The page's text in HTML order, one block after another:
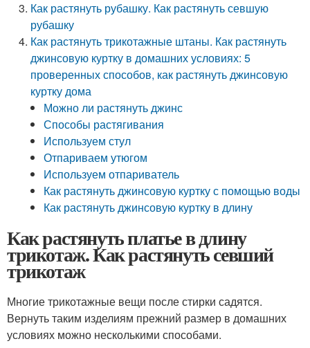
Как растянуть рубашку. Как растянуть севшую
рубашку
Как растянуть трикотажные штаны. Как растянуть
джинсовую куртку в домашних условиях: 5
проверенных способов, как растянуть джинсовую
куртку дома
Можно ли растянуть джинс
Способы растягивания
Используем стул
Отпариваем утюгом
Используем отпариватель
Как растянуть джинсовую куртку с помощью воды
Как растянуть джинсовую куртку в длину
Как растянуть платье в длину
трикотаж. Как растянуть севший
трикотаж
Многие трикотажные вещи после стирки садятся.
Вернуть таким изделиям прежний размер в домашних
условиях можно несколькими способами.